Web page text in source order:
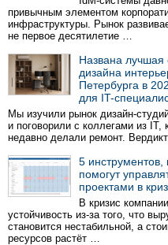
привычным элементом
инфраструктуры. Рынок
не первое десятилетие …
Названа лучшая
дизайна
Петербурга в
для IT-
Мы изучили рынок дизайн-
и поговорили с коллегами из IT,
недавно делали ремонт.
5 инструментов,
помогут
проектами в
В кризис
устойчивость из-за того, что
становится нестабильной, а
ресурсов растёт …